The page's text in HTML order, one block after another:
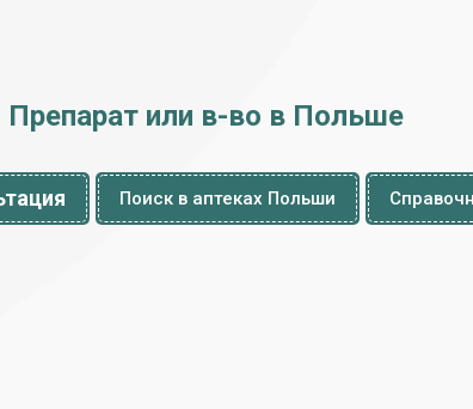
Препарат или в-во в Польше
Поиск в аптеках Польши